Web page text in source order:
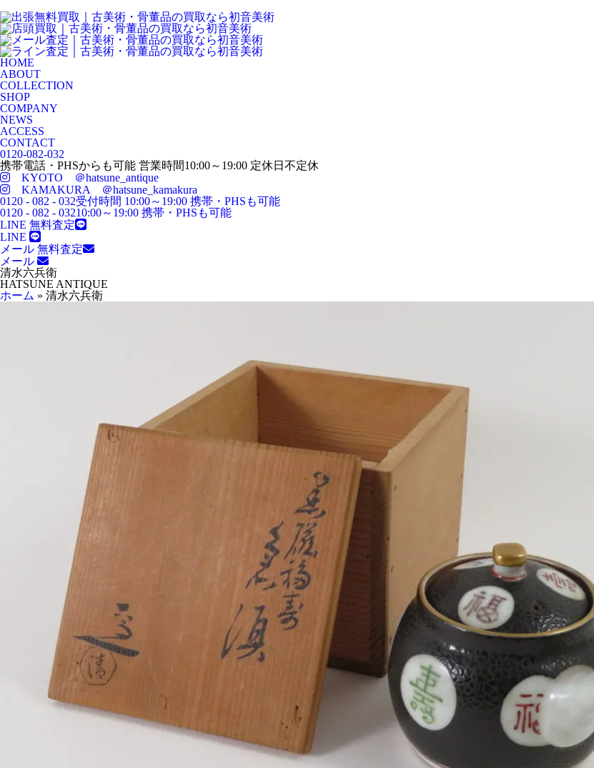
HOME
ABOUT
COLLECTION
SHOP
COMPANY
NEWS
ACCESS
CONTACT
0120-082-032
携帯電話・PHSからも可能 営業時間10:00～ 19:00 定休日 不定休
KYOTO ＠hatsune_antique
KAMAKURA ＠hatsune_kamakura
0120 - 082 - 032受付時間 10:00～19:00 携帯・PHSも可能
0120 - 082 - 03210:00～19:00 携帯・PHSも可能
LINE 無料査定
LINE
メール 無料査定
メール
清水六兵衛
HATSUNE ANTIQUE
ホーム » 清水六兵衛